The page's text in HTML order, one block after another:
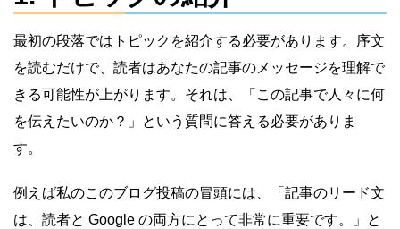
最初の段落ではトピックを紹介する必要があります。序文
を読むだけで、読者はあなたの記事のメッセージを理解で
きる可能性が上がります。それは、「この記事で人々に何
を伝えたいのか？」という質問に答える必要がありま
す。
例えば私のこのブログ投稿の冒頭には、「記事のリード文
は、読者と Google の両方にとって非常に重要です。」と